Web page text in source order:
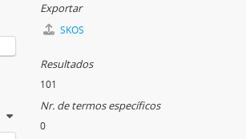
Exportar
SKOS
Resultados
101
Nr. de termos específicos
0